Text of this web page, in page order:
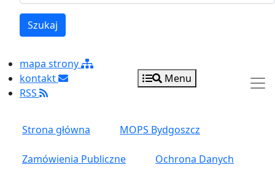
Szukaj
mapa strony
kontakt
RSS
Menu
Strona główna MOPS Bydgoszcz
Zamówienia Publiczne Ochrona Danych